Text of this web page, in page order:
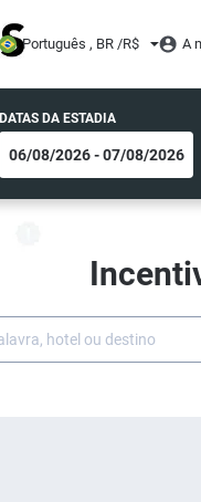
Português , BR /R$ A
DATAS DA ESTADIA